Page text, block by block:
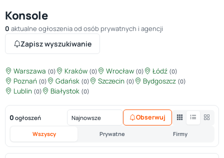
Konsole
0 aktualne ogłoszenia od osób prywatnych i agencji
Zapisz wyszukiwanie
Warszawa (0) Kraków (0) Wrocław (0) Łódź (0)
Poznań (0) Gdańsk (0) Szczecin (0) Bydgoszcz (0)
Lublin (0) Białystok (0)
0 ogłoszeń
Wszyscy Prywatne Firmy
Obserwuj